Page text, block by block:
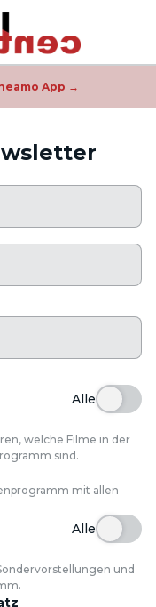
App →
Alle
welche Filme in der
sind.
mit allen
Alle
und